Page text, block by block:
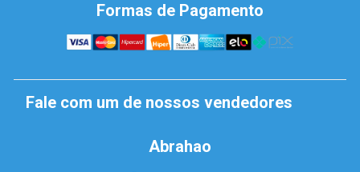
Formas de Pagamento
Fale com um de nossos vendedores
Abrahao